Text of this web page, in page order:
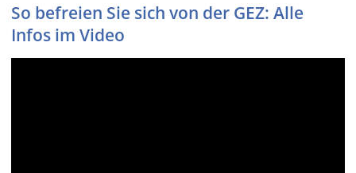
So befreien Sie sich von der GEZ: Alle
Infos im Video